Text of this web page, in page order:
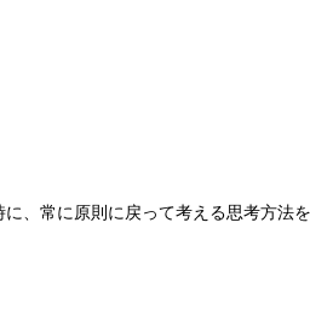
、常に原則に戻って考える思考方法を